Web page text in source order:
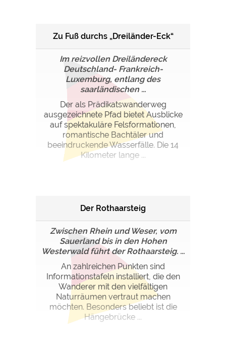
Zu Fuß durchs „Dreiländer-Eck“
Im reizvollen Dreiländereck
Deutschland- Frankreich-
Luxemburg, entlang des
saarländischen ...
Der als Prädikatswanderweg
ausgezeichnete Pfad bietet Ausblicke
auf spektakuläre Felsformationen,
romantische Bachtäler und
beeindruckende Wasserfälle. Die 14
Kilometer lange ...
Der Rothaarsteig
Zwischen Rhein und Weser, vom
Sauerland bis in den Hohen
Westerwald führt der Rothaarsteig. ...
An zahlreichen Punkten sind
Informationstafeln installiert, die den
Wanderer mit den vielfältigen
Naturräumen vertraut machen
möchten. Besonders beliebt ist die
Hängebrücke ...